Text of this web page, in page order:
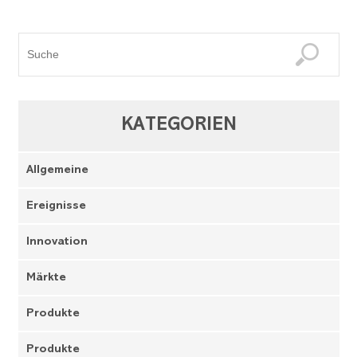
KATEGORIEN
Allgemeine
Ereignisse
Innovation
Märkte
Produkte
Produkte